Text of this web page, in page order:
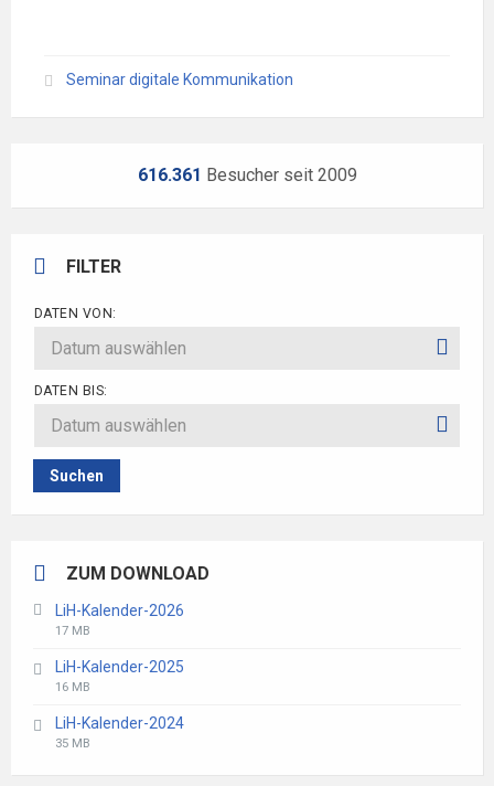
Seminar digitale Kommunikation
616.361 Besucher seit 2009
FILTER
DATEN VON:
DATEN BIS:
Suchen
ZUM DOWNLOAD
LiH-Kalender-2026
File
pdf
File
17 MB
LiH-Kalender-2025
File
pdf
File
16 MB
LiH-Kalender-2024
File
File
35 MB